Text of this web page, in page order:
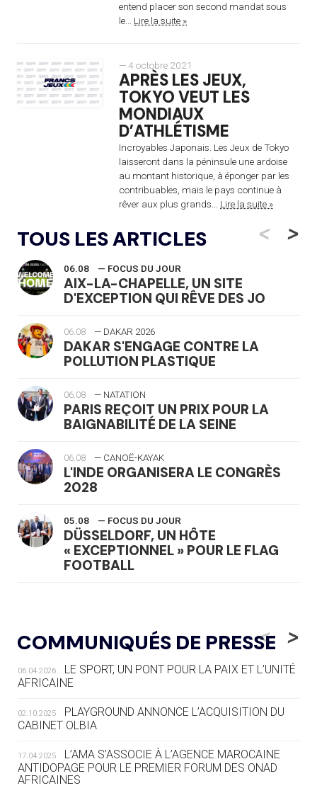
entend placer son second mandat sous
le... Lire la suite »
— 4 octobre 2021
APRÈS LES JEUX,
TOKYO VEUT LES
MONDIAUX
D’ATHLÉTISME
Incroyables Japonais. Les Jeux de Tokyo
laisseront dans la péninsule une ardoise
au montant historique, à éponger par les
contribuables, mais le pays continue à
rêver aux plus grands... Lire la suite »
TOUS LES ARTICLES <
06.08 — FOCUS DU JOUR
AIX-LA-CHAPELLE, UN SITE
D'EXCEPTION QUI RÊVE DES JO
06.08 — DAKAR 2026
DAKAR S'ENGAGE CONTRE LA
POLLUTION PLASTIQUE
06.08 — NATATION
PARIS REÇOIT UN PRIX POUR LA
BAIGNABILITÉ DE LA SEINE
06.08 — CANOË-KAYAK
L'INDE ORGANISERA LE CONGRÈS
2028
05.08 — FOCUS DU JOUR
DÜSSELDORF, UN HÔTE
« EXCEPTIONNEL » POUR LE FLAG
FOOTBALL
LE RÊVE DE VOIR LA LUGE ALPINE
AUX JO « N'EST PAS FINI »
05.08 — TIR À L'ARC
DES MONDIAUX À BRISBANE SUR LA
ROUTE DES JO 2032
LE VILLAGE OLYMPIQUE DES ARAVIS
SE DESSINE
>
COMMUNIQUÉS DE PRESSE
<
06.04.2026
LE SPORT, UN PONT POUR LA PAIX ET L’UNITÉ
AFRICAINE
02.10.2025
PLAYGROUND ANNONCE L’ACQUISITION DU
CABINET OLBIA
17.04.2025
L’AMA S’ASSOCIE À L’AGENCE MAROCAINE
ANTIDOPAGE POUR LE PREMIER FORUM DES ONAD
AFRICAINES
>